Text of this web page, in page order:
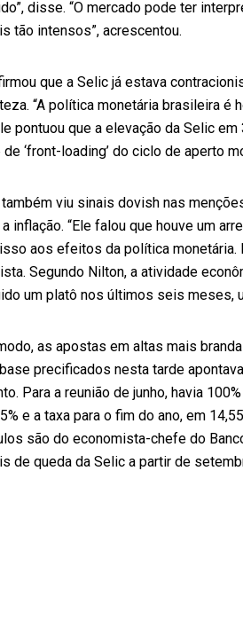
disse. “O mercado pode ter
tão intensos”, acrescentou.
que a Selic já estava
“A política monetária brasileira
pontuou que a elevação da Selic
‘front-loading’ do ciclo de aperto
viu sinais dovish nas
a inflação. “Ele falou que houve um
aos efeitos da política monetária.
Segundo Nilton, a atividade
um platô nos últimos seis meses,
as apostas em altas mais
precificados nesta tarde
Para a reunião de junho, havia
e a taxa para o fim do ano, em
são do economista-chefe do
de queda da Selic a partir de